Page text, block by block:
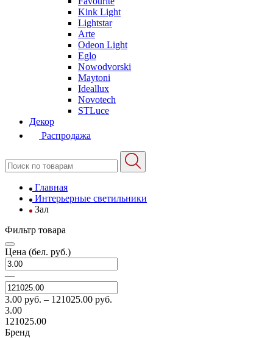
Kink Light
Lightstar
Arte
Odeon Light
Eglo
Nowodvorski
Maytoni
Ideallux
Novotech
STLuce
Декор
Распродажа
Главная
Интерьерные светильники
Зал
Фильтр товара
Цена (бел. руб.)
—
3.00 руб. – 121025.00 руб.
3.00
121025.00
Бренд